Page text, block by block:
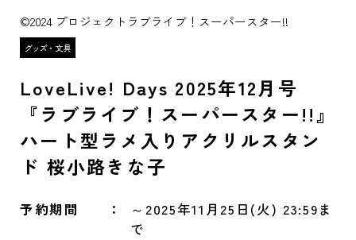
©2024 プロジェクトラブライブ！スーパースター!!
LoveLive! Days 2025年12月号
『ラブライブ！スーパースター!!』
ハート型ラメ入りアクリルスタン
ド 桜小路きな子
予約期間
～2025年11月25日(火) 23:59ま
で